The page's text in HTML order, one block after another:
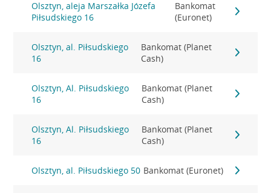
Olsztyn, aleja Marszałka Józefa
Piłsudskiego 16
Bankomat
(Euronet)
Olsztyn, al. Piłsudskiego
16
Bankomat (Planet
Cash)
Olsztyn, Al. Piłsudskiego
16
Bankomat (Planet
Cash)
Olsztyn, Al. Piłsudskiego
16
Bankomat (Planet
Cash)
Olsztyn, al. Piłsudskiego 50 Bankomat (Euronet)